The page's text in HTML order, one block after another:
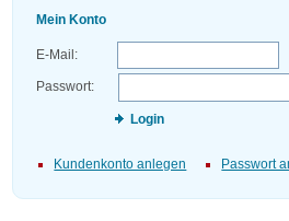
Mein Konto
E-Mail:
Passwort:
Login
Kundenkonto anlegen Passwort